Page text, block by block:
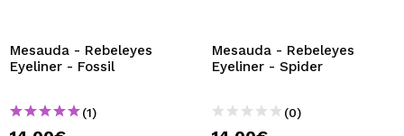
Mesauda - Rebeleyes
Eyeliner - Fossil
(1)
Mesauda - Rebeleyes
Eyeliner - Spider
(0)